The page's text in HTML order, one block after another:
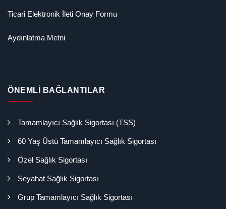
Ticari Elektronik İleti Onay Formu
Aydınlatma Metni
ÖNEMLİ BAĞLANTILAR
Tamamlayıcı Sağlık Sigortası (TSS)
60 Yaş Üstü Tamamlayıcı Sağlık Sigortası
Özel Sağlık Sigortası
Seyahat Sağlık Sigortası
Grup Tamamlayıcı Sağlık Sigortası